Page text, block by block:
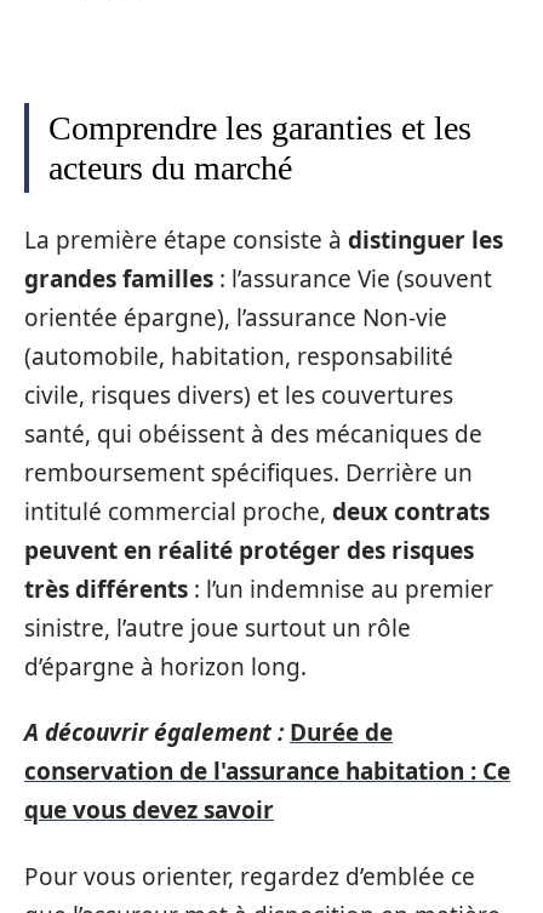
Comprendre les garanties et les
acteurs du marché
La première étape consiste à distinguer les
grandes familles : l’assurance Vie (souvent
orientée épargne), l’assurance Non-vie
(automobile, habitation, responsabilité
civile, risques divers) et les couvertures
santé, qui obéissent à des mécaniques de
remboursement spécifiques. Derrière un
intitulé commercial proche, deux contrats
peuvent en réalité protéger des risques
très différents : l’un indemnise au premier
sinistre, l’autre joue surtout un rôle
d’épargne à horizon long.
A découvrir également : Durée de
conservation de l'assurance habitation : Ce
que vous devez savoir
Pour vous orienter, regardez d’emblée ce